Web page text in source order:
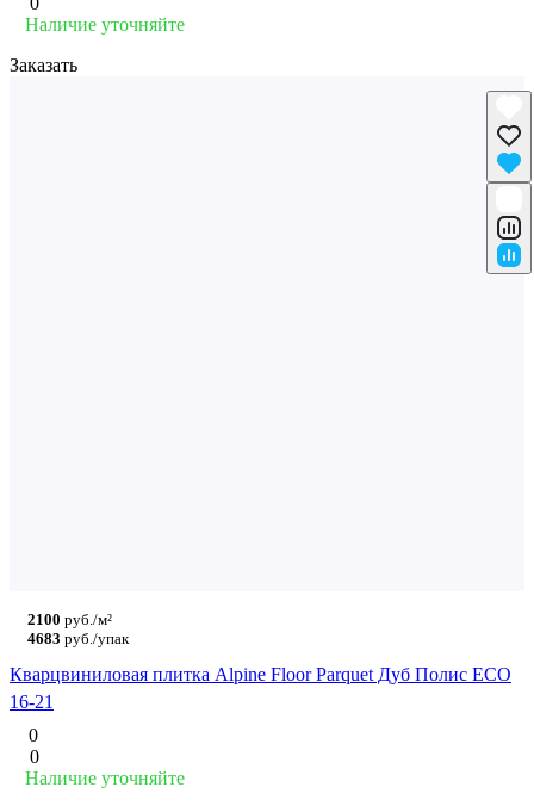
Наличие уточняйте
Заказать
2100 руб./м²
4683 руб./упак
Кварцвиниловая плитка Alpine Floor Parquet Дуб Полис ECO
16-21
0
0
Наличие уточняйте